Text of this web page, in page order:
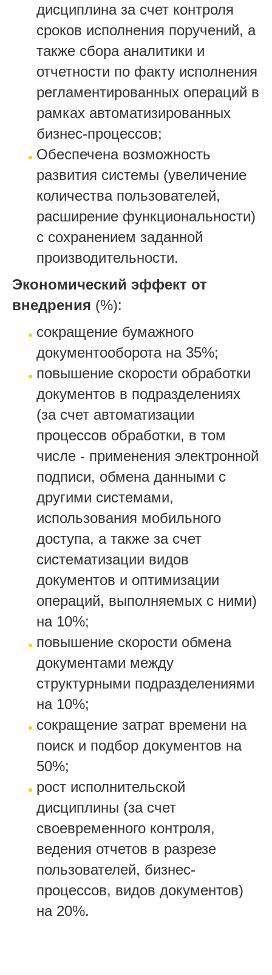
дисциплина за счет контроля
сроков исполнения поручений, а
также сбора аналитики и
отчетности по факту исполнения
регламентированных операций в
рамках автоматизированных
бизнес-процессов;
Обеспечена возможность
развития системы (увеличение
количества пользователей,
расширение функциональности)
с сохранением заданной
производительности.
Экономический эффект от
внедрения (%):
сокращение бумажного
документооборота на 35%;
повышение скорости обработки
документов в подразделениях
(за счет автоматизации
процессов обработки, в том
числе - применения электронной
подписи, обмена данными с
другими системами,
использования мобильного
доступа, а также за счет
систематизации видов
документов и оптимизации
операций, выполняемых с ними)
на 10%;
повышение скорости обмена
документами между
структурными подразделениями
на 10%;
сокращение затрат времени на
поиск и подбор документов на
50%;
рост исполнительской
дисциплины (за счет
своевременного контроля,
ведения отчетов в разрезе
пользователей, бизнес-
процессов, видов документов)
на 20%.